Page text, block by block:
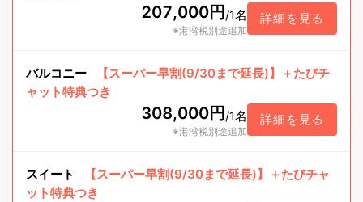
207,000円/1名
※港湾税別途追加
詳細を見る
バルコニー
【スーパー早割(9/30まで延長)】＋たびチ
ャット特典つき
308,000円/1名
※港湾税別途追加
詳細を見る
スイート
【スーパー早割(9/30まで延長)】＋たびチャ
ット特典つき